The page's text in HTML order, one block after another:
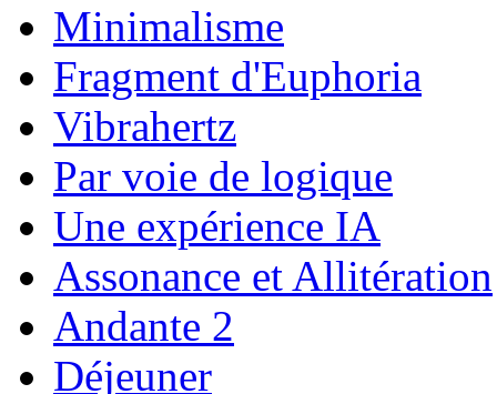
Minimalisme
Fragment d'Euphoria
Vibrahertz
Par voie de logique
Une expérience IA
Assonance et Allitération
Andante 2
Déjeuner